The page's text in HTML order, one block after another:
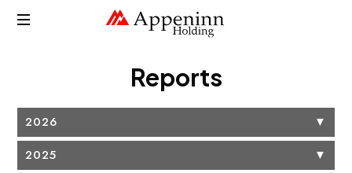
Reports
2026
▼
2025
▼